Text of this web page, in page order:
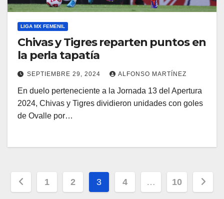
LIGA MX FEMENIL
Chivas y Tigres reparten puntos en
la perla tapatía
SEPTIEMBRE 29, 2024 ALFONSO MARTÍNEZ
En duelo perteneciente a la Jornada 13 del Apertura
2024, Chivas y Tigres dividieron unidades con goles
de Ovalle por…
Paginación
1 2 3 4 … 10